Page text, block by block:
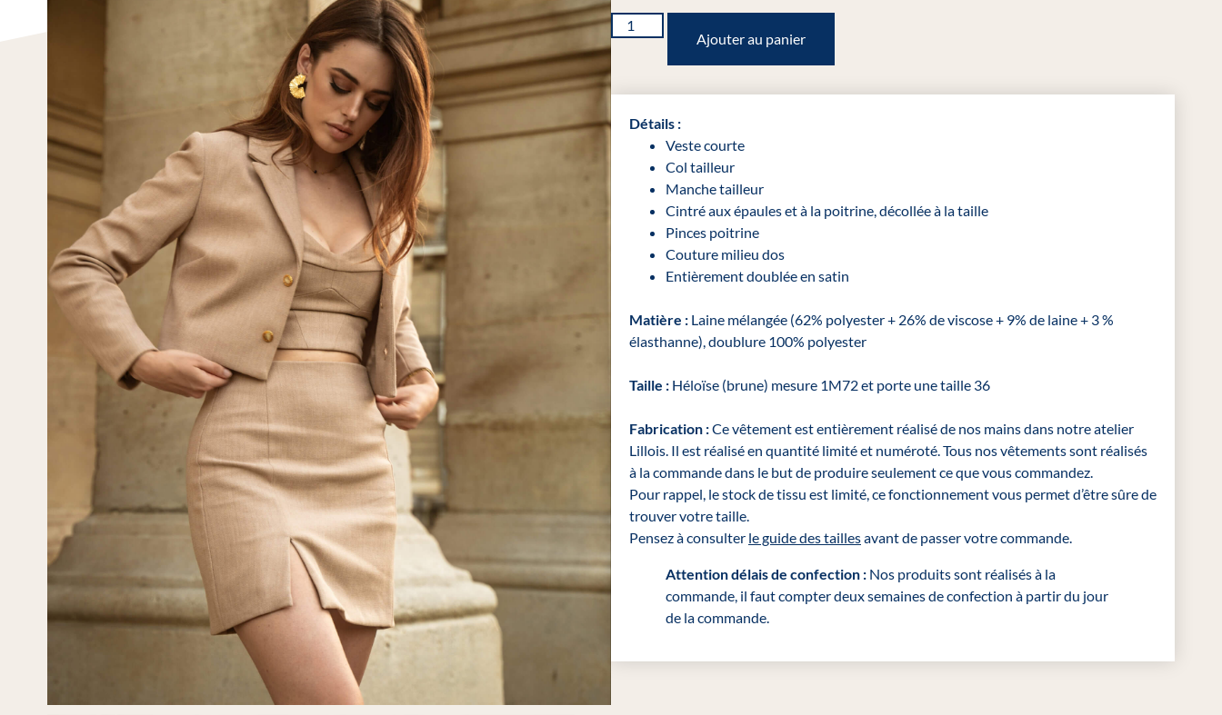
Ajouter au panier
Détails :
Veste courte
Col tailleur
Manche tailleur
Cintré aux épaules et à la poitrine, décollée à la taille
Pinces poitrine
Couture milieu dos
Entièrement doublée en satin
Matière : Laine mélangée (62% polyester + 26% de viscose + 9% de laine + 3 %
élasthanne), doublure 100% polyester
Taille : Héloïse (brune) mesure 1M72 et porte une taille 36
Fabrication :Ce vêtement est entièrement réalisé de nos mains dans notre atelier
Lillois. Il est réalisé en quantité limité et numéroté. Tous nos vêtements sont réalisés
à la commande dans le but de produire seulement ce que vous commandez.
Pour rappel, le stock de tissu est limité, ce fonctionnement vous permet d’être sûre de
trouver votre taille.
Pensez à consulter le guide des taillesavant de passer votre commande.
Attention délais de confection : Nos produits sont réalisés à la
commande, il faut compter deux semaines de confection à partir du jour
de la commande.